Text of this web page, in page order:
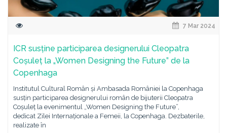
7 Mar 2024
ICR susține participarea designerului Cleopatra
Coșuleț la „Women Designing the Future” de la
Copenhaga
Institutul Cultural Român și Ambasada României la Copenhaga
susțin participarea designerului român de bijuterii Cleopatra
Coșuleț la evenimentul „Women Designing the Future”,
dedicat Zilei Internaționale a Femeii, la Copenhaga. Dezbaterile,
realizate în